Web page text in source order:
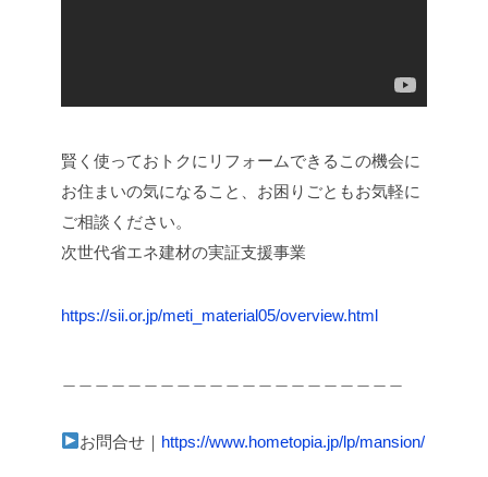
賢く使っておトクにリフォームできるこの機会に
お住まいの気になること、お困りごともお気軽に
ご相談ください。
次世代省エネ建材の実証支援事業
https://sii.or.jp/meti_material05/overview.html
お問合せ｜ https://www.hometopia.jp/lp/mansion/